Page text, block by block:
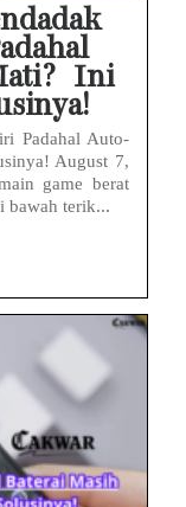
Ini
Padahal Auto-
August 7,
game berat
bawah terik...